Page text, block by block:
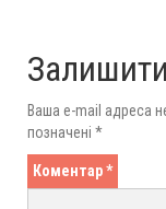
Ваша e-mail адреса
позначені *
Коментар*